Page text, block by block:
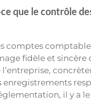
que le contrôle
comptes
fidèle et sincère
enregistrements
il y a